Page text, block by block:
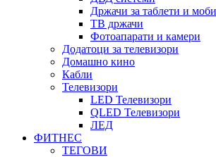
Држачи за таблети и
ТВ држачи
Фотоапарати и камери
Додатоци за телевизори
Домашно кино
Кабли
Телевизори
LED Телевизори
QLED Телевизори
ЛЕД
ФИТНЕС
ТЕГОВИ